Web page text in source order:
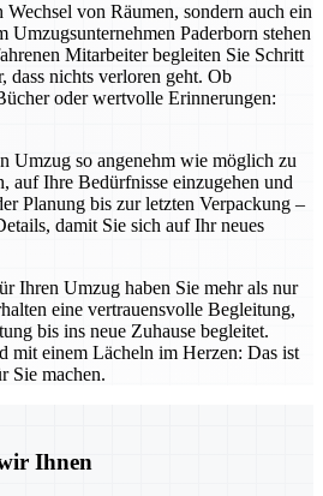
von Räumen, sondern auch ein
Umzugsunternehmen Paderborn stehen
Mitarbeiter begleiten Sie Schritt
dass nichts verloren geht. Ob
oder wertvolle Erinnerungen:
Umzug so angenehm wie möglich zu
auf Ihre Bedürfnisse einzugehen und
Planung bis zur letzten Verpackung –
damit Sie sich auf Ihr neues
Ihren Umzug haben Sie mehr als nur
eine vertrauensvolle Begleitung,
bis ins neue Zuhause begleitet.
mit einem Lächeln im Herzen: Das ist
Sie machen.
Ihnen